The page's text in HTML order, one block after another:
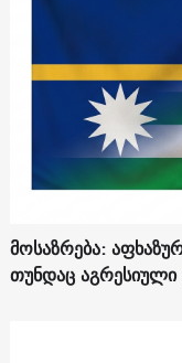
მოსაზრება:
თუნდაც აგრესიული